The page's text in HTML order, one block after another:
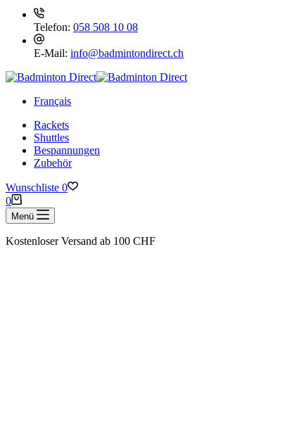
Telefon: 058 508 10 08
E-Mail: info@badmintondirect.ch
Français
Rackets
Shuttles
Bespannungen
Zubehör
Wunschliste 0
Warenkorb
0
Menü
Kostenloser Versand ab 100 CHF